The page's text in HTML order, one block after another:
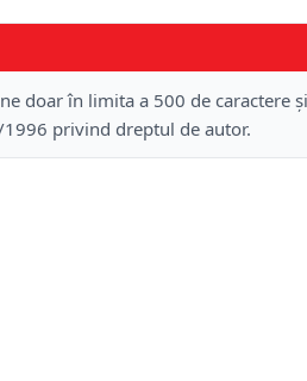
doar în limita a 500 de caractere
1996 privind dreptul de autor.